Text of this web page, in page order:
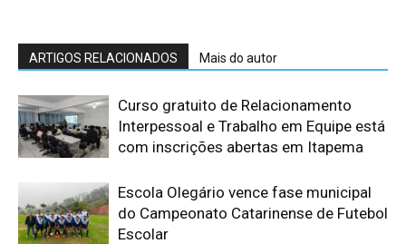
ARTIGOS RELACIONADOS Mais do autor
Curso gratuito de Relacionamento
Interpessoal e Trabalho em Equipe está
com inscrições abertas em Itapema
Escola Olegário vence fase municipal
do Campeonato Catarinense de Futebol
Escolar